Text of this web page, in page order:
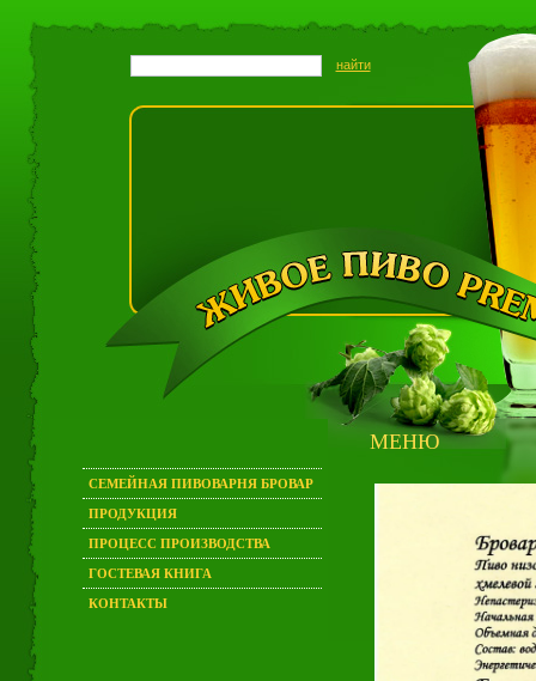
СЕМЕЙНАЯ ПИВОВАРНЯ БРОВАР
ПРОДУКЦИЯ
ПРОЦЕСС ПРОИЗВОДСТВА
ГОСТЕВАЯ КНИГА
КОНТАКТЫ
МЕНЮ